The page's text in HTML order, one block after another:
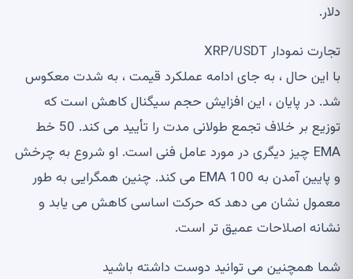
دلار.
تجارت نمودار XRP/USDT
با این حال ، به جای ادامه عملکرد قیمت ، به شدت معکوس
شد. در پایان ، این افزایش حجم سیگنال کاهش است که
توزیع بر خلاف تجمع طولانی مدت را تأیید می کند. 50 خط
EMA چیز دیگری در مورد عامل فنی است. او شروع به چرخش
و پایین آمدن به 100 EMA می کند. چنین همگرایی به طور
معمول نشان می دهد که حرکت اساسی کاهش می یابد و
نشانه اصلاحات عمیق تر است.
شما همچنین می توانید دوست داشته باشید